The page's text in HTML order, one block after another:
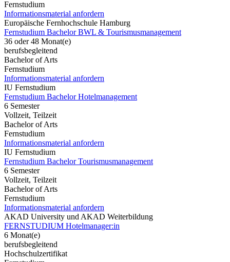
Fernstudium
Informationsmaterial anfordern
Europäische Fernhochschule Hamburg
Fernstudium Bachelor BWL & Tourismusmanagement
36 oder 48 Monat(e)
berufsbegleitend
Bachelor of Arts
Fernstudium
Informationsmaterial anfordern
IU Fernstudium
Fernstudium Bachelor Hotelmanagement
6 Semester
Vollzeit, Teilzeit
Bachelor of Arts
Fernstudium
Informationsmaterial anfordern
IU Fernstudium
Fernstudium Bachelor Tourismusmanagement
6 Semester
Vollzeit, Teilzeit
Bachelor of Arts
Fernstudium
Informationsmaterial anfordern
AKAD University und AKAD Weiterbildung
FERNSTUDIUM Hotelmanager:in
6 Monat(e)
berufsbegleitend
Hochschulzertifikat